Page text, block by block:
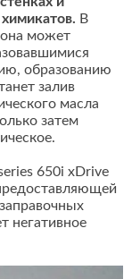
В
может
образованию
залив
масла
затем
650i xDrive
негативное